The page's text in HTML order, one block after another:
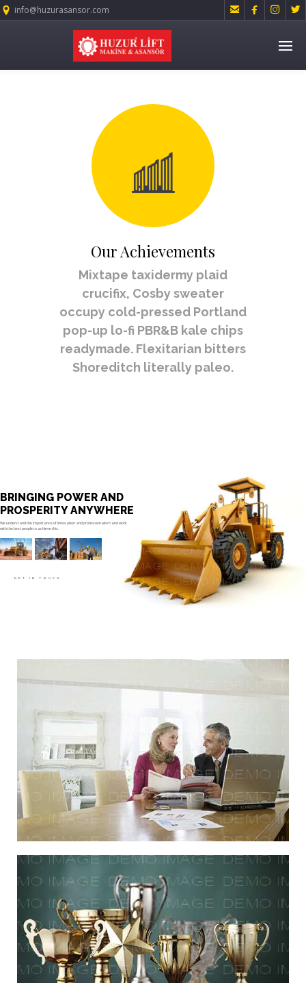
info@huzurasansor.com    
Our Achievements
Mixtape taxidermy plaid
crucifix, Cosby sweater
occupy cold-pressed Portland
pop-up lo-fi PBR&B kale chips
readymade. Flexitarian bitters
Shoreditch literally paleo.
BRINGING POWER AND
PROSPERITY ANYWHERE
We understand the importance of innovation and professionalism and work
with the best people to achieve this.
GET IN TOUCH